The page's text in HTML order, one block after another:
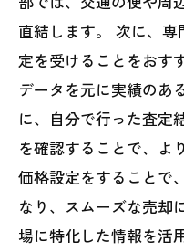
直結します。 次に、
定を受けることをおす
データを元に実績のあ
に、自分で行った査定
を確認することで、よ
価格設定をすることで
なり、スムーズな売却
場に特化した情報を活